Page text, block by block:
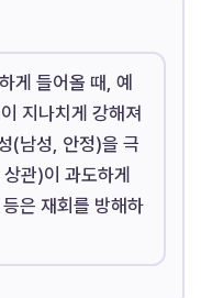
게 들어올 때, 예
지나치게 강해져
(남성, 안정)을 극
관)이 과도하게
은 재회를 방해하